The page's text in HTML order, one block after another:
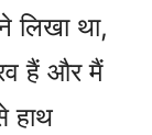
लिखा था,
हैं और मैं
हाथ